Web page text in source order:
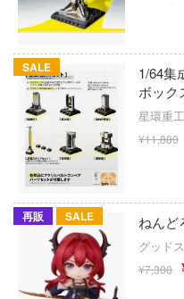
SALE
1/64集
ボック
星環重
¥11,880
再販 SALE ねんど
グッド
¥7,300
エシリーズ
ード・コア
は嫌なので防御力に極振りし
二『マニアック』
D (イニシャルD)